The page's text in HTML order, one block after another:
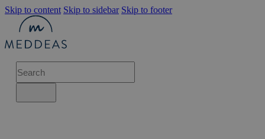
Skip to content Skip to sidebar Skip to footer